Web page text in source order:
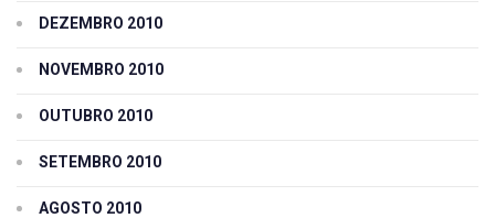
DEZEMBRO 2010
NOVEMBRO 2010
OUTUBRO 2010
SETEMBRO 2010
AGOSTO 2010